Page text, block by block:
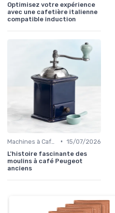
Optimisez votre expérience
avec une cafetière italienne
compatible induction
• 15/07/2026
L'histoire fascinante des
moulins à café Peugeot
anciens